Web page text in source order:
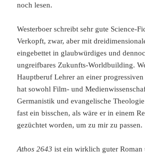
noch lesen.
Westerboer schreibt sehr gute Science-
Verkopft, zwar, aber mit
eingebettet in glaubwürdiges und
ungreifbares Zukunfts-Worldbuilding.
Hauptberuf Lehrer an einer
hat sowohl Film- und
Germanistik und evangelische
fast ein bisschen, als wäre er in einem
gezüchtet worden, um zu mir zu passen.
Athos 2643 ist ein wirklich guter Roman